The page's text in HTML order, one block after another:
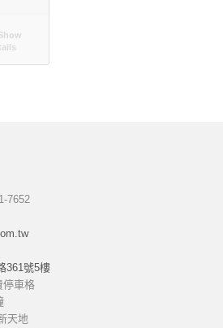
7652
361號5樓
停車格
天地